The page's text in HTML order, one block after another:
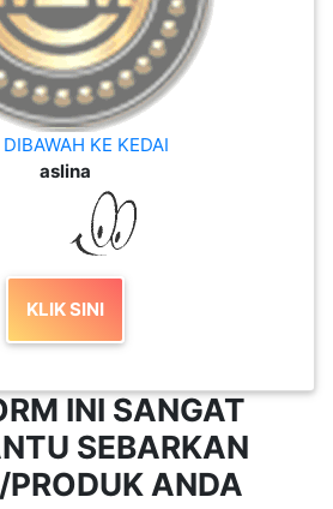
KE KEDAI
aslina
KLIK SINI
INI SANGAT
SEBARKAN
PRODUK ANDA